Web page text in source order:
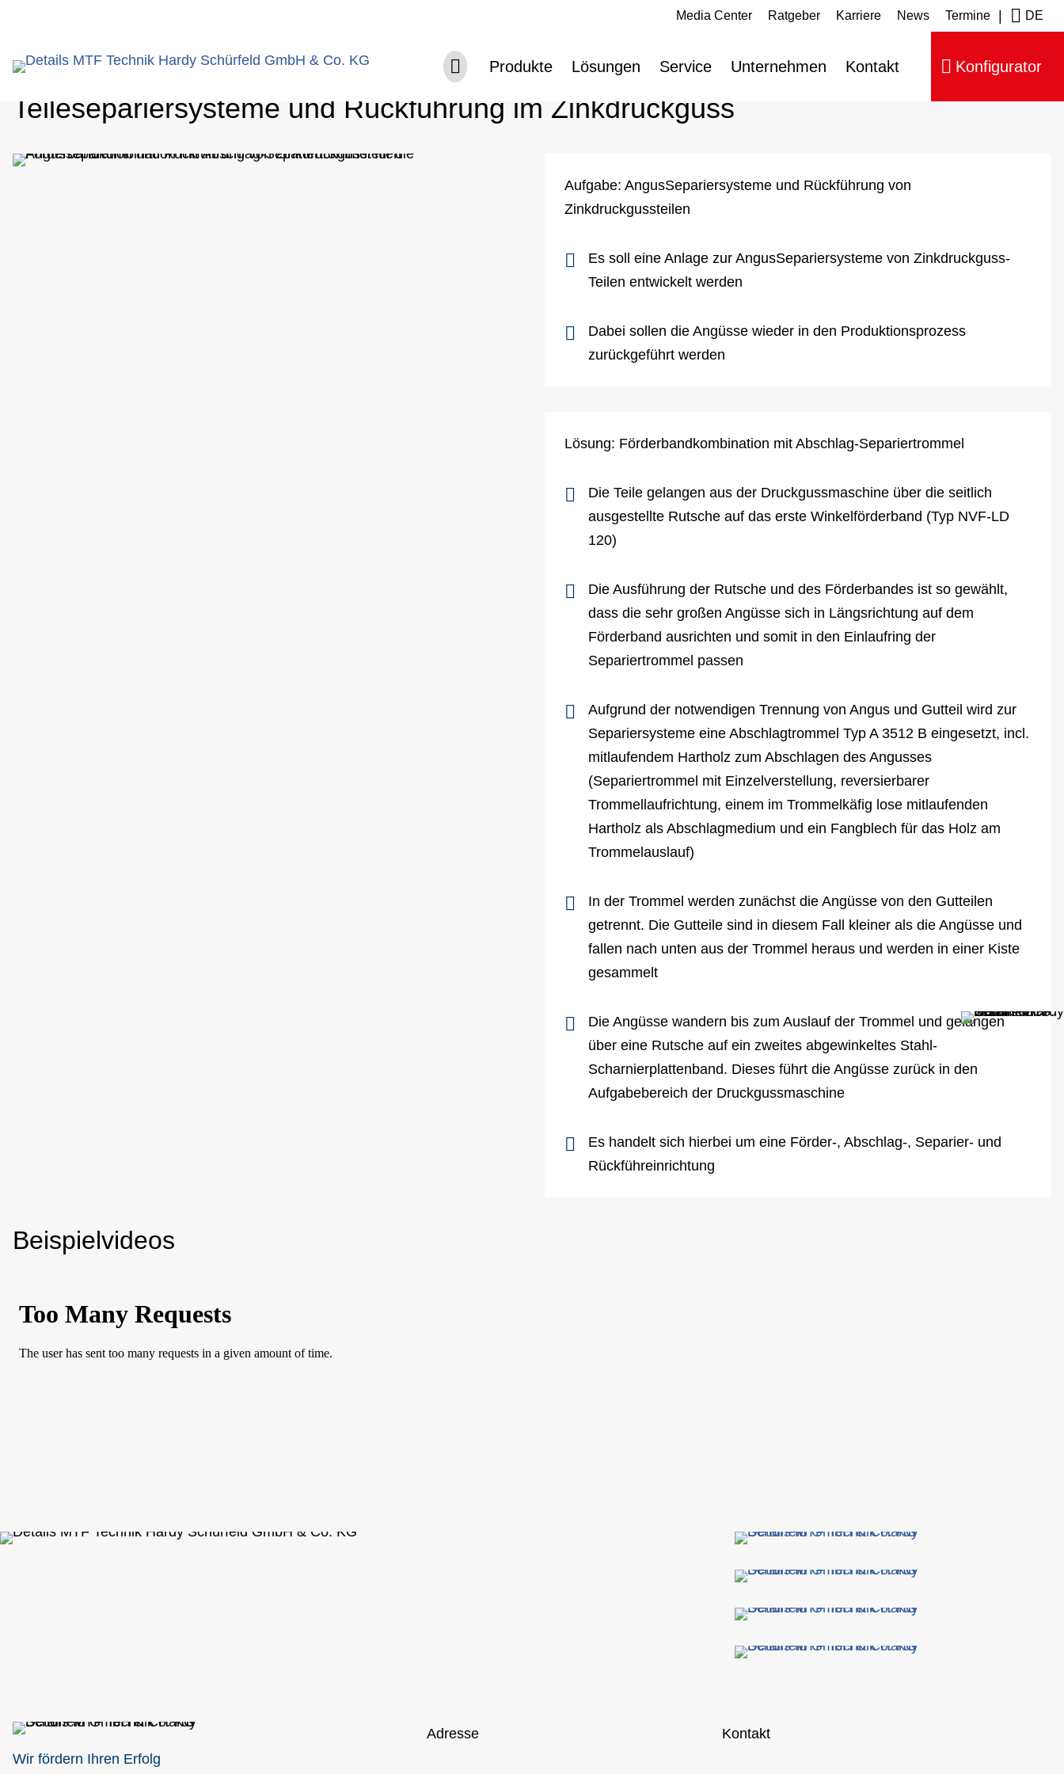
Navigation überspringen
Media Center Ratgeber Karriere News Termine DE
Produkte
Lösungen Service Unternehmen Kontakt Konfigurator
Teilesepariersysteme und Rückführung im Zinkdruckguss
Aufgabe: AngusSepariersysteme und Rückführung von
Zinkdruckgussteilen
Es soll eine Anlage zur AngusSepariersysteme von Zinkdruckguss-
Teilen entwickelt werden
Dabei sollen die Angüsse wieder in den Produktionsprozess
zurückgeführt werden
Lösung: Förderbandkombination mit Abschlag-Separiertrommel
Die Teile gelangen aus der Druckgussmaschine über die seitlich
ausgestellte Rutsche auf das erste Winkelförderband (Typ NVF-LD
120)
Die Ausführung der Rutsche und des Förderbandes ist so gewählt,
dass die sehr großen Angüsse sich in Längsrichtung auf dem
Förderband ausrichten und somit in den Einlaufring der
Separiertrommel passen
Aufgrund der notwendigen Trennung von Angus und Gutteil wird zur
Separiersysteme eine Abschlagtrommel Typ A 3512 B eingesetzt, incl.
mitlaufendem Hartholz zum Abschlagen des Angusses
(Separiertrommel mit Einzelverstellung, reversierbarer
Trommellaufrichtung, einem im Trommelkäfig lose mitlaufenden
Hartholz als Abschlagmedium und ein Fangblech für das Holz am
Trommelauslauf)
In der Trommel werden zunächst die Angüsse von den Gutteilen
getrennt. Die Gutteile sind in diesem Fall kleiner als die Angüsse und
fallen nach unten aus der Trommel heraus und werden in einer Kiste
gesammelt
Die Angüsse wandern bis zum Auslauf der Trommel und gelangen
über eine Rutsche auf ein zweites abgewinkeltes Stahl-
Scharnierplattenband. Dieses führt die Angüsse zurück in den
Aufgabebereich der Druckgussmaschine
Es handelt sich hierbei um eine Förder-, Abschlag-, Separier- und
Rückführeinrichtung
Beispielvideos
Wir fördern Ihren Erfolg
Adresse Kontakt